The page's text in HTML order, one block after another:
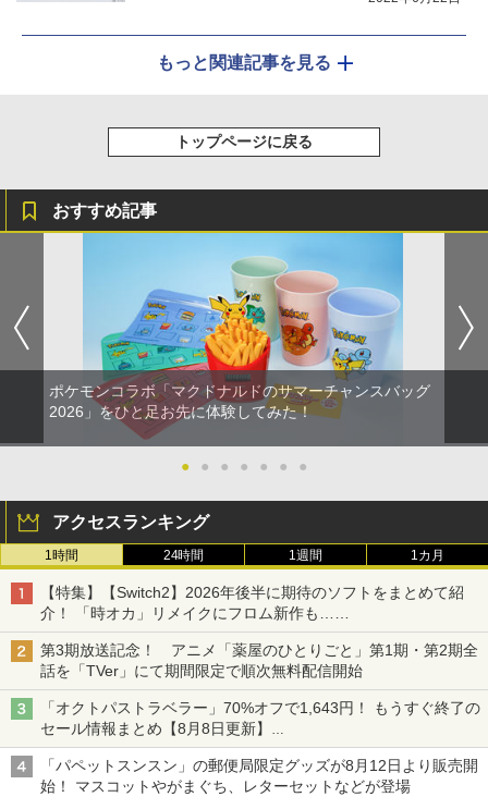
もっと関連記事を見る
トップページに戻る
おすすめ記事
ポケモンコラボ「マクドナルドのサマーチャンスバッグ
2026」をひと足お先に体験してみた！
● ● ● ● ● ● ●
アクセスランキング
1時間 24時間 1週間 1カ月
【特集】【Switch2】2026年後半に期待のソフトをまとめて紹
介！ 「時オカ」リメイクにフロム新作も……
第3期放送記念！ アニメ「薬屋のひとりごと」第1期・第2期全
話を「TVer」にて期間限定で順次無料配信開始
「オクトパストラベラー」70%オフで1,643円！ もうすぐ終了の
セール情報まとめ【8月8日更新】
ニンテンドーeショップでは「大神 絶景版」が67%オフで990円
「パペットスンスン」の郵便局限定グッズが8月12日より販売開
始！ マスコットやがまぐち、レターセットなどが登場